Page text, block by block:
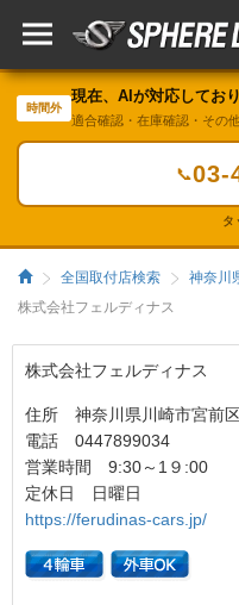
時間外
現在、AIが対応してお
適合確認・在庫確認・その
📞03-
タ
全国取付店検索
神奈川
株式会社フェルディナス
株式会社フェルディナス
住所 神奈川県川崎市宮前
電話 0447899034
営業時間 9:30～1９:00
定休日 日曜日
https://ferudinas-cars.jp/